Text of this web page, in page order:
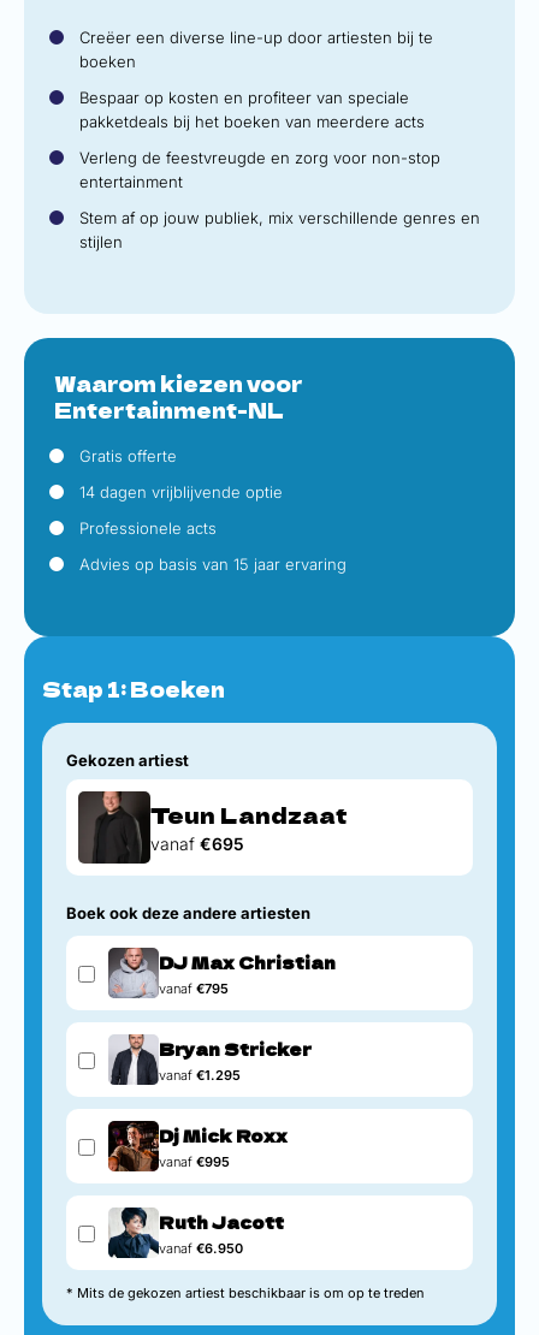
Creëer een diverse line-up door artiesten bij te
boeken
Bespaar op kosten en profiteer van speciale
pakketdeals bij het boeken van meerdere acts
Verleng de feestvreugde en zorg voor non-stop
entertainment
Stem af op jouw publiek, mix verschillende genres en
stijlen
Waarom kiezen voor
Entertainment-NL
Gratis offerte
14 dagen vrijblijvende optie
Professionele acts
Advies op basis van 15 jaar ervaring
Stap 1: Boeken
Gekozen artiest
Teun Landzaat
vanaf €695
Boek ook deze andere artiesten
DJ Max Christian
vanaf €795
Bryan Stricker
vanaf €1.295
Dj Mick Roxx
vanaf €995
Ruth Jacott
vanaf €6.950
* Mits de gekozen artiest beschikbaar is om op te treden